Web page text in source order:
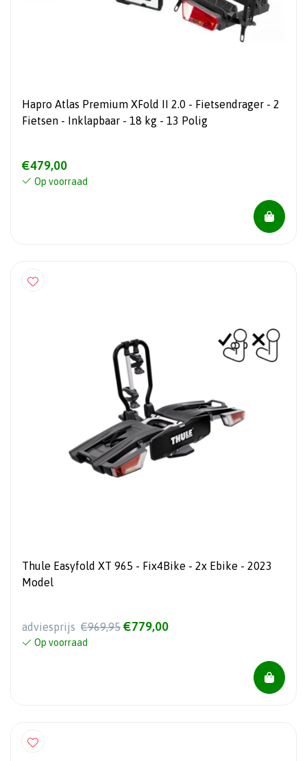
Hapro Atlas Premium XFold II 2.0 - Fietsendrager - 2
Fietsen - Inklapbaar - 18 kg - 13 Polig
€479,00
Op voorraad
Thule Easyfold XT 965 - Fix4Bike - 2x Ebike - 2023
Model
adviesprijs €969,95 €779,00
Op voorraad